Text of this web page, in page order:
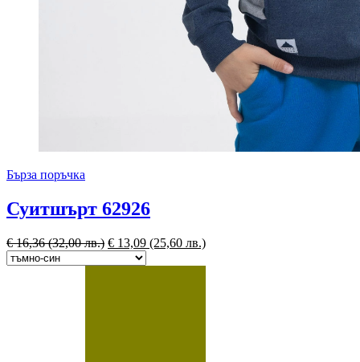
Бърза поръчка
Суитшърт 62926
€16,36(32,00 лв.) € 13,09 (25,60 лв.)